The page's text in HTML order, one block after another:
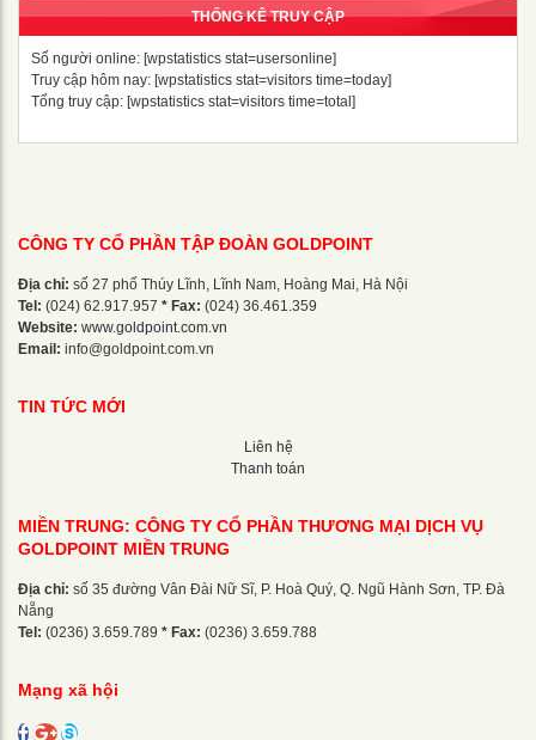
THỐNG KÊ TRUY CẬP
Số người online: [wpstatistics stat=usersonline]
Truy cập hôm nay: [wpstatistics stat=visitors time=today]
Tổng truy cập: [wpstatistics stat=visitors time=total]
CÔNG TY CỔ PHẦN TẬP ĐOÀN GOLDPOINT
Địa chỉ: số 27 phố Thúy Lĩnh, Lĩnh Nam, Hoàng Mai, Hà Nội
Tel: (024) 62.917.957 * Fax: (024) 36.461.359
Website: www.goldpoint.com.vn
Email: info@goldpoint.com.vn
TIN TỨC MỚI
Liên hệ
Thanh toán
MIỀN TRUNG: CÔNG TY CỔ PHẦN THƯƠNG MẠI DỊCH VỤ
GOLDPOINT MIỀN TRUNG
Địa chỉ: số 35 đường Vân Đài Nữ Sĩ, P. Hoà Quý, Q. Ngũ Hành Sơn, TP. Đà
Nẵng
Tel: (0236) 3.659.789 * Fax: (0236) 3.659.788
Mạng xã hội